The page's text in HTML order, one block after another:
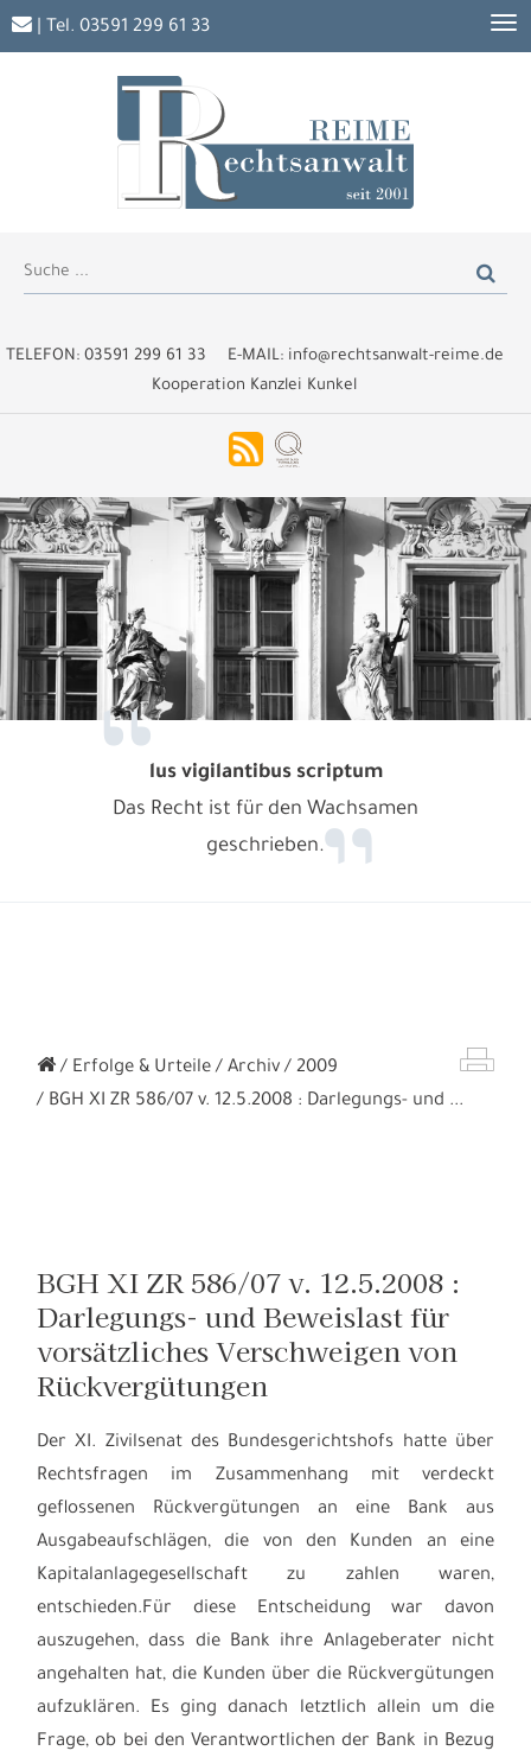
TELEFON: 03591 299 61 33 E-MAIL: info@rechtsanwalt-reime.de
Kooperation Kanzlei Kunkel
| Tel. 03591 299 61 33
lus vigilantibus scriptum
Das Recht ist für den Wachsamen
geschrieben.
Erfolge & Urteile Archiv
2009
BGH XI ZR 586/07 v. 12.5.2008 : Darlegungs- und ...
BGH XI ZR 586/07 v. 12.5.2008 :
Darlegungs- und Beweislast für
vorsätzliches Verschweigen von
Rückvergütungen
Der XI. Zivilsenat des Bundesgerichtshofs hatte über
Rechtsfragen im Zusammenhang mit verdeckt
geflossenen Rückvergütungen an eine Bank aus
Ausgabeaufschlägen, die von den Kunden an eine
Kapitalanlagegesellschaft zu zahlen waren,
entschieden.Für diese Entscheidung war davon
auszugehen, dass die Bank ihre Anlageberater nicht
angehalten hat, die Kunden über die Rückvergütungen
aufzuklären. Es ging danach letztlich allein um die
Frage, ob bei den Verantwortlichen der Bank in Bezug